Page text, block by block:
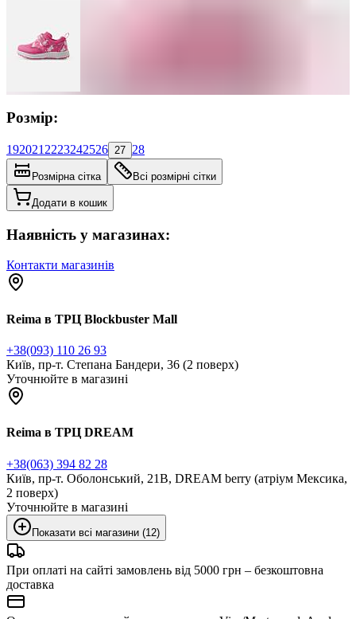
Розмір:
192021 2223242526 27 28
Розмірна сітка Всі розмірні сітки
Додати в кошик
Наявність у магазинах:
Контакти магазинів
Reima в ТРЦ Blockbuster Mall
+38(093) 110 26 93
Київ, пр-т. Степана Бандери, 36 (2 поверх)
Уточнюйте в магазині
Reima в ТРЦ DREAM
+38(063) 394 82 28
Київ, пр-т. Оболонський, 21В, DREAM berry (атріум Мексика,
2 поверх)
Уточнюйте в магазині
Показати всі магазини (12)
При оплаті на сайті замовлень від 5000 грн – безкоштовна
доставка